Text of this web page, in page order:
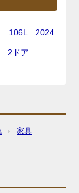
106L 2024
2ドア
家具